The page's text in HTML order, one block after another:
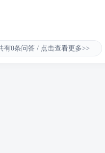
有0条问答 / 点击查看更多>>